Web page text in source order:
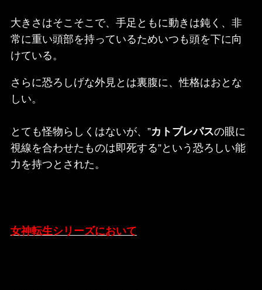
大きさはそこそこで、手足ともに動きは鈍く、非
常に重い頭部を持っているためいつも頭を下に向
けている。
さらに恐ろしげな外見とは裏腹に、性格はおとな
しい。
とても怪物らしくはないが、”カトブレパスの眼に
視線を合わせたものは即死する”という恐ろしい能
力を持つとされた。
女神転生シリーズにおいて